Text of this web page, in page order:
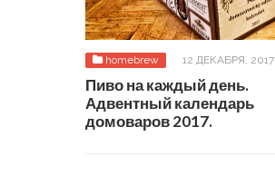
homebrew 12 ДЕКАБРЯ, 2017
Пиво на каждый день.
Адвентный календарь
домоваров 2017.